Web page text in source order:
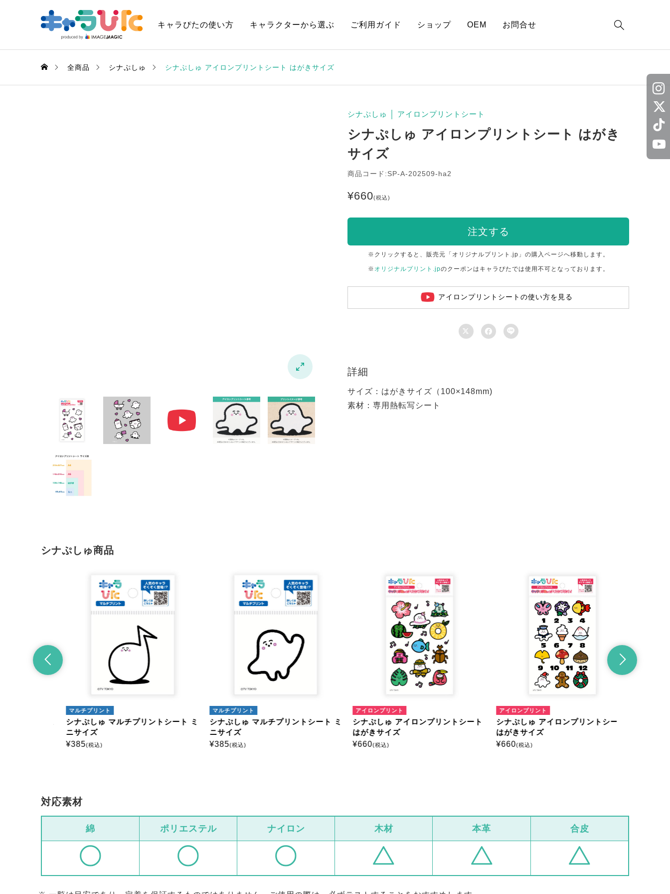
キャラぴたの使い方 キャラクターから選ぶ ご利用ガイド ショップ OEM お問合せ 
全商品 シナぷしゅ シナぷしゅ アイロンプリントシート はがきサイズ

シナぷしゅ アイロンプリントシート
シナぷしゅ アイロンプリントシート はがき
サイズ
商品コード:SP-A-202509-ha2
¥660(税込)
注文する
※クリックすると、販売元「オリジナルプリント.jp」の購入ページへ移動します。
※ オリジナルプリント.jpのクーポンはキャラぴたでは使用不可となっております。
アイロンプリントシートの使い方を見る
  
詳細
サイズ：はがきサイズ（100×148mm)
素材：専用熱転写シート
シナぷしゅ商品
マルチプリント
シナぷしゅ マルチプリントシート ミ
ニサイズ
385(税込)
マルチプリント
シナぷしゅ マルチプリントシート ミ
ニサイズ
385(税込)
アイロンプリント
シナぷしゅ アイロンプリントシート
はがきサイズ
660(税込)
アイロンプリント
シナぷしゅ アイロンプリントシート
はがきサイズ
660(税込)
対応素材
綿 ポリエステル ナイロン 木材 本革 合皮